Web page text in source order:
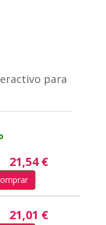
para
21,54 €
21,01 €